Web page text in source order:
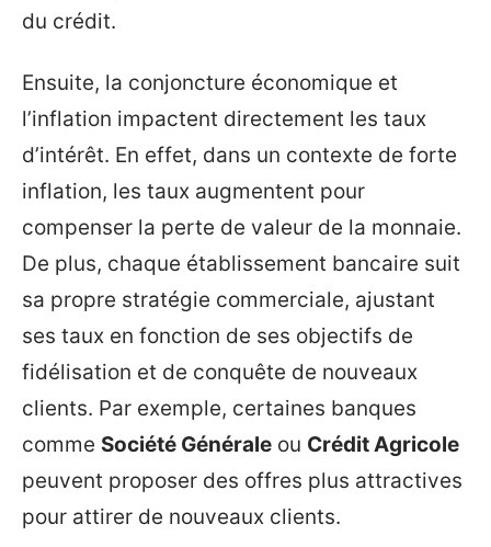
du crédit.
Ensuite, la conjoncture économique et
l’inflation impactent directement les taux
d’intérêt. En effet, dans un contexte de forte
inflation, les taux augmentent pour
compenser la perte de valeur de la monnaie.
De plus, chaque établissement bancaire suit
sa propre stratégie commerciale, ajustant
ses taux en fonction de ses objectifs de
fidélisation et de conquête de nouveaux
clients. Par exemple, certaines banques
comme Société Générale ou Crédit Agricole
peuvent proposer des offres plus attractives
pour attirer de nouveaux clients.